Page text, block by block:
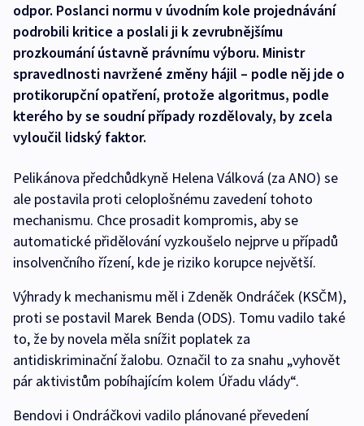
odpor. Poslanci normu v úvodním kole projednávání
podrobili kritice a poslali ji k zevrubnějšímu
prozkoumání ústavně právnímu výboru. Ministr
spravedlnosti navržené změny hájil – podle něj jde o
protikorupční opatření, protože algoritmus, podle
kterého by se soudní případy rozdělovaly, by zcela
vyloučil lidský faktor.
Pelikánova předchůdkyně Helena Válková (za ANO) se
ale postavila proti celoplošnému zavedení tohoto
mechanismu. Chce prosadit kompromis, aby se
automatické přidělování vyzkoušelo nejprve u případů
insolvenčního řízení, kde je riziko korupce největší.
Výhrady k mechanismu měl i Zdeněk Ondráček (KSČM),
proti se postavil Marek Benda (ODS). Tomu vadilo také
to, že by novela měla snížit poplatek za
antidiskriminační žalobu. Označil to za snahu „vyhovět
pár aktivistům pobíhajícím kolem Úřadu vlády“.
Bendovi i Ondráčkovi vadilo plánované převedení